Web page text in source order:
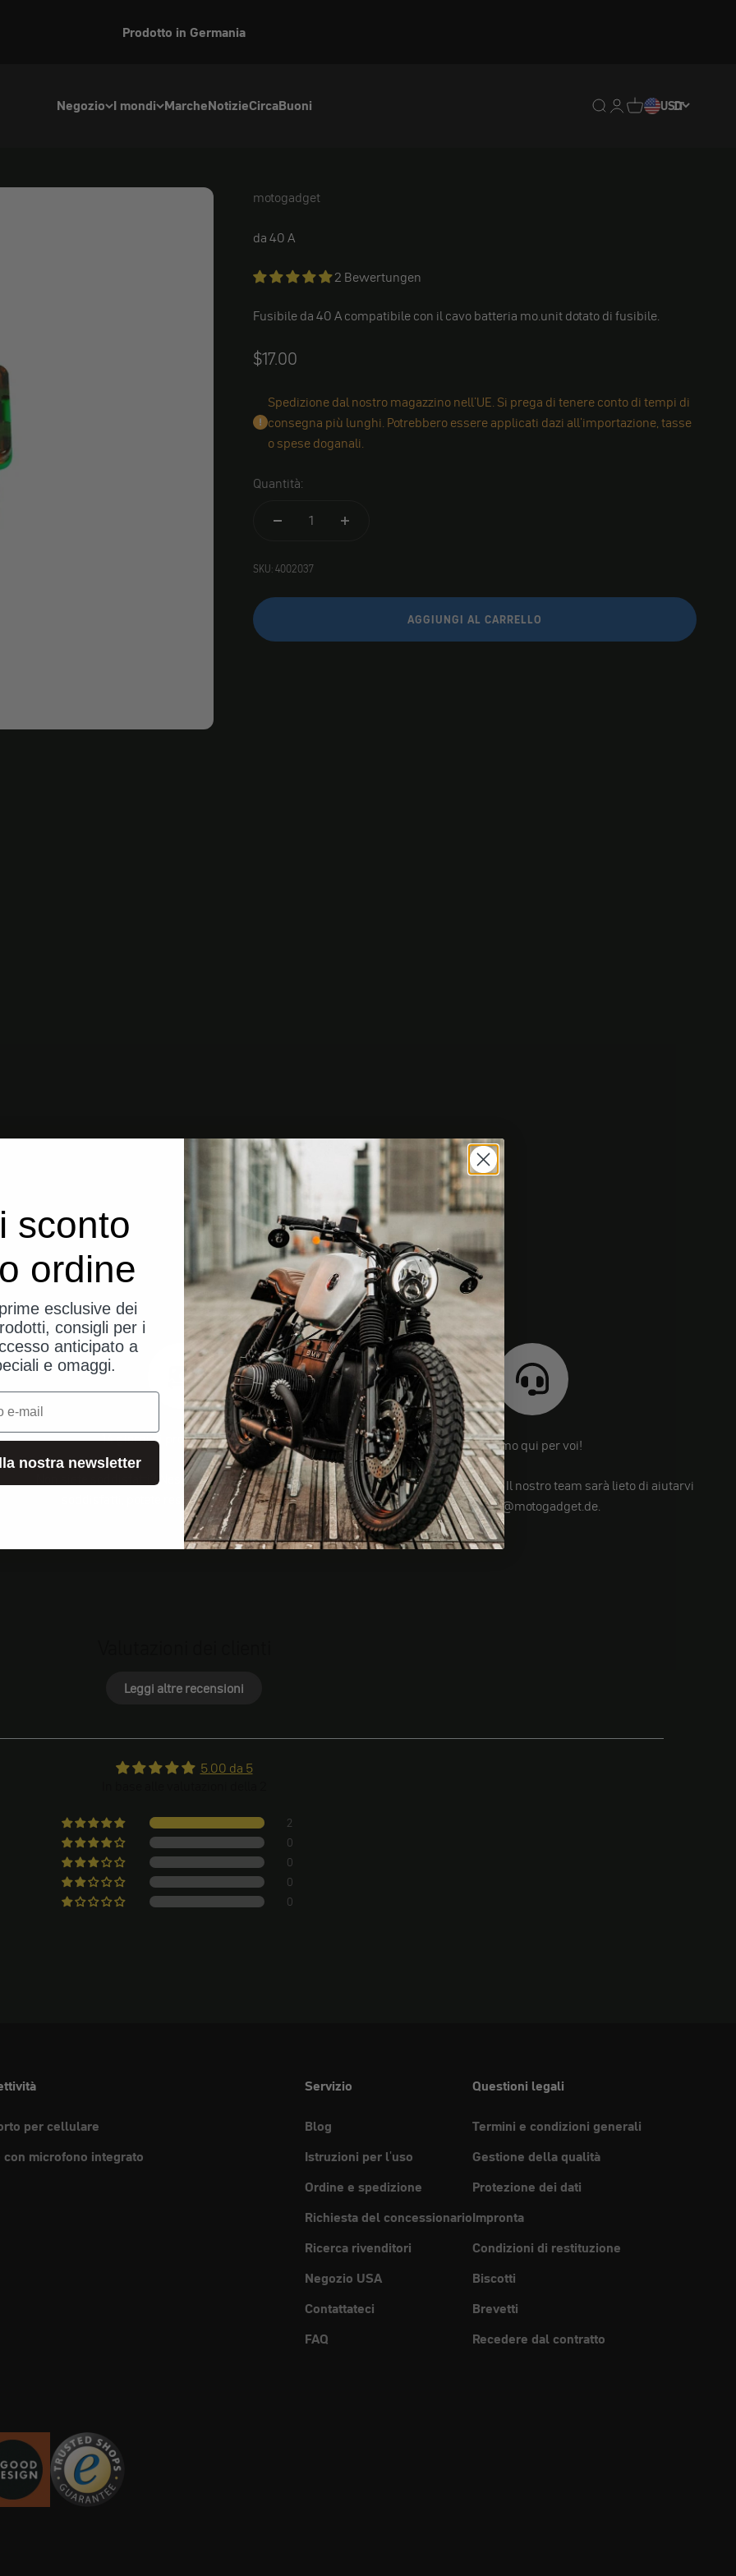
Prodotto in Germania
Negozio I mondi MarcheNotizieCircaBuoni Traduzione mancante:
Traduzione
Traduzione
USD
IT
motogadget
Fusibile Motogadget
da 40 A
2 Bewertungen
Fusibile da 40 A compatibile con il cavo batteria mo.unit dotato di fusibile.
Angebot
$17.00
Spedizione dal nostro magazzino nell'UE. Si prega di tenere conto di tempi di
consegna più lunghi. Potrebbero essere applicati dazi all'importazione, tasse
o spese doganali.
Quantità:
SKU: 4002037
AGGIUNGI AL CARRELLO
14 giorni di prova senza rischi
Non siete soddisfatti? Nessun problema! Se non siete
soddisfatti, potete restituirci il vostro ordine.
Siamo qui per voi!
Avete ancora domande? Il nostro team sarà lieto di aiutarvi
su info@motogadget.de.
Leggi altre recensioni
5.00 da 5
2
0
0
0
0
per cellulare
con microfono integrato
Servizio
Blog
Istruzioni per l'uso
Ordine e spedizione
Richiesta del concessionario
Ricerca rivenditori
Negozio USA
Contattateci
FAQ
Questioni legali
Termini e condizioni generali
Gestione della qualità
Protezione dei dati
Impronta
Condizioni di restituzione
Biscotti
Brevetti
Recedere dal contratto
sconto
ordine
esclusive dei
consigli per i
anticipato a
e omaggi.
nostra newsletter